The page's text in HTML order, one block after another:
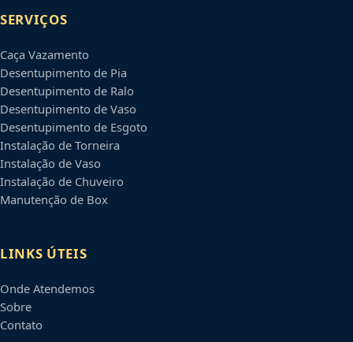
SERVIÇOS
Caça Vazamento
Desentupimento de Pia
Desentupimento de Ralo
Desentupimento de Vaso
Desentupimento de Esgoto
Instalação de Torneira
Instalação de Vaso
Instalação de Chuveiro
Manutenção de Box
LINKS ÚTEIS
Onde Atendemos
Sobre
Contato